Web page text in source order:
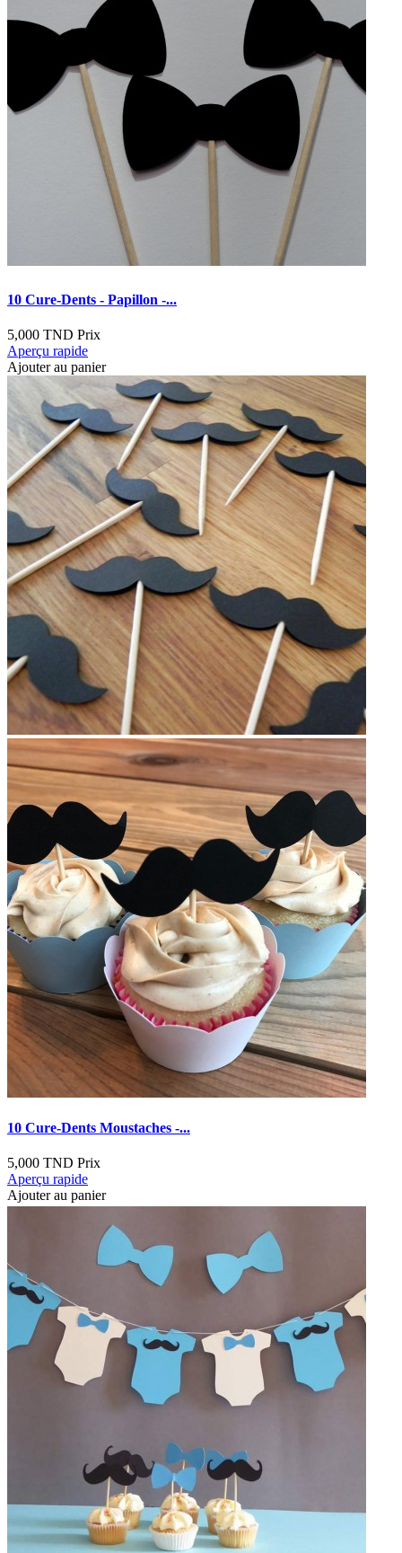
10 Cure-Dents - Papillon -...
5,000 TND Prix
Aperçu rapide
Ajouter au panier
10 Cure-Dents Moustaches -...
5,000 TND Prix
Aperçu rapide
Ajouter au panier